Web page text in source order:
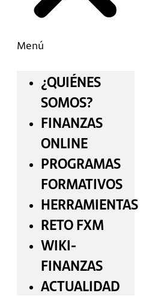
Menú
¿QUIÉNES
SOMOS?
FINANZAS
ONLINE
PROGRAMAS
FORMATIVOS
HERRAMIENTAS
RETO FXM
WIKI-
FINANZAS
ACTUALIDAD